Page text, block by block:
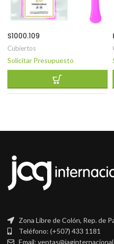
S1000.109
Cubiertos
Solicitar Presupuesto
Zona Libre de Colón, Rep. de
Teléfono: (+507) 433 1181
Email: